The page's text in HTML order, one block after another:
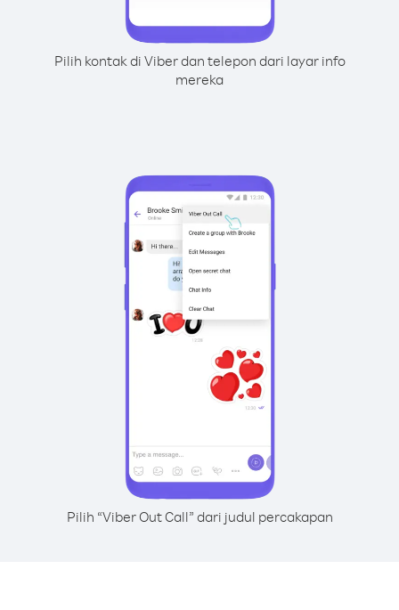
Pilih kontak di Viber dan telepon dari layar info
mereka
Pilih “Viber Out Call” dari judul percakapan